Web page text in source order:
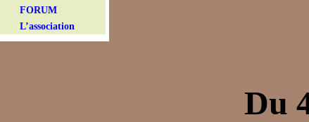
FORUM
L’association
Du